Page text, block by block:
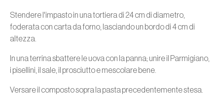
Stendere l'impasto in una tortiera di 24 cm di diametro,
foderata con carta da forno, lasciando un bordo di 4 cm di
altezza.
In una terrina sbattere le uova con la panna; unire il Parmigiano,
i pisellini, il sale, il prosciutto e mescolare bene.
Versare il composto sopra la pasta precedentemente stesa.